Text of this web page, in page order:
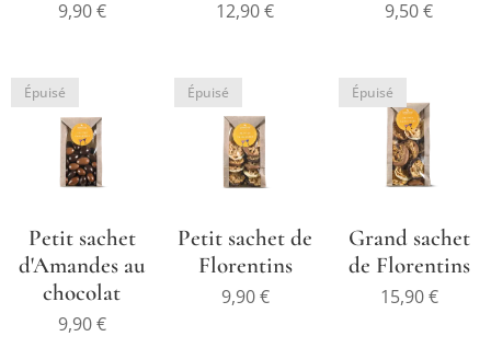
9,90€ 12,90€ 9,50€
Petit sachet
d'Amandes au
chocolat
Épuisé
9,90€
Petit sachet de
Florentins
Épuisé
9,90€
Grand sachet
de Florentins
Épuisé
15,90€